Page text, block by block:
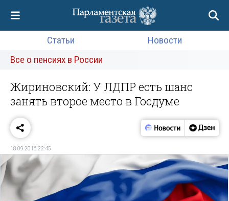
Статьи
Новости
Все о пенсиях в России
Жириновский: У ЛДПР есть шанс
занять второе место в Госдуме
18.09.2016 22:45